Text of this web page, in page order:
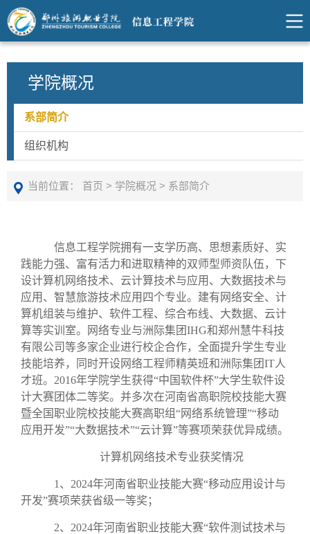
学院概况
系部简介
组织机构
当前位置： 首页 > 学院概况 > 系部简介
信息工程学院拥有一支学历高、思想素质好、实
践能力强、富有活力和进取精神的双师型师资队伍，下
设计算机网络技术、云计算技术与应用、大数据技术与
应用、智慧旅游技术应用四个专业。建有网络安全、计
算机组装与维护、软件工程、综合布线、大数据、云计
算等实训室。网络专业与洲际集团IHG和郑州慧牛科技
有限公司等多家企业进行校企合作，全面提升学生专业
技能培养，同时开设网络工程师精英班和洲际集团IT人
才班。2016年学院学生获得“中国软件杯”大学生软件设
计大赛团体二等奖。并多次在河南省高职院校技能大赛
暨全国职业院校技能大赛高职组“网络系统管理”“移动
应用开发”“大数据技术”“云计算”等赛项荣获优异成绩。
计算机网络技术专业获奖情况
1、2024年河南省职业技能大赛“移动应用设计与
开发”赛项荣获省级一等奖；
2、2024年河南省职业技能大赛“软件测试技术与